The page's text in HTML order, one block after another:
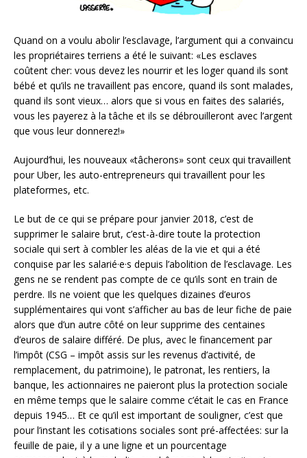
Quand on a voulu abolir l’esclavage, l’argument qui a convaincu
les propriétaires terriens a été le suivant: «Les esclaves
coûtent cher: vous devez les nourrir et les loger quand ils sont
bébé et qu’ils ne travaillent pas encore, quand ils sont malades,
quand ils sont vieux… alors que si vous en faites des salariés,
vous les payerez à la tâche et ils se débrouilleront avec l’argent
que vous leur donnerez!»
Aujourd’hui, les nouveaux «tâcherons» sont ceux qui travaillent
pour Uber, les auto-entrepreneurs qui travaillent pour les
plateformes, etc.
Le but de ce qui se prépare pour janvier 2018, c’est de
supprimer le salaire brut, c’est-à-dire toute la protection
sociale qui sert à combler les aléas de la vie et qui a été
conquise par les salarié·e·s depuis l’abolition de l’esclavage. Les
gens ne se rendent pas compte de ce qu’ils sont en train de
perdre. Ils ne voient que les quelques dizaines d’euros
supplémentaires qui vont s’afficher au bas de leur fiche de paie
alors que d’un autre côté on leur supprime des centaines
d’euros de salaire différé. De plus, avec le financement par
l’impôt (CSG – impôt assis sur les revenus d’activité, de
remplacement, du patrimoine), le patronat, les rentiers, la
banque, les actionnaires ne paieront plus la protection sociale
en même temps que le salaire comme c’était le cas en France
depuis 1945… Et ce qu’il est important de souligner, c’est que
pour l’instant les cotisations sociales sont pré-affectées: sur la
feuille de paie, il y a une ligne et un pourcentage